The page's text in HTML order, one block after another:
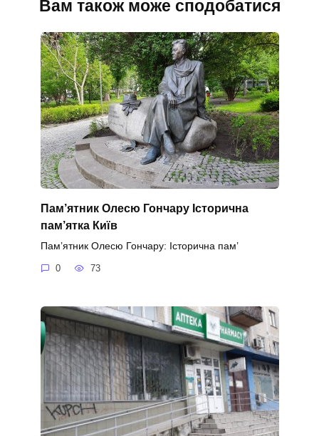
Вам також може сподобатися
Пам’ятник Олесю Гончару Історична
пам’ятка Київ
Пам’ятник Олесю Гончару: Історична пам’
0 73